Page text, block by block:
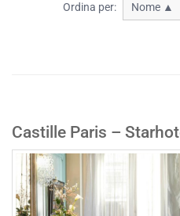
Ordina per: Nome ▲
Castille Paris –